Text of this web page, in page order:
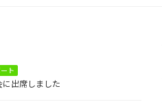
ト
に出席しました